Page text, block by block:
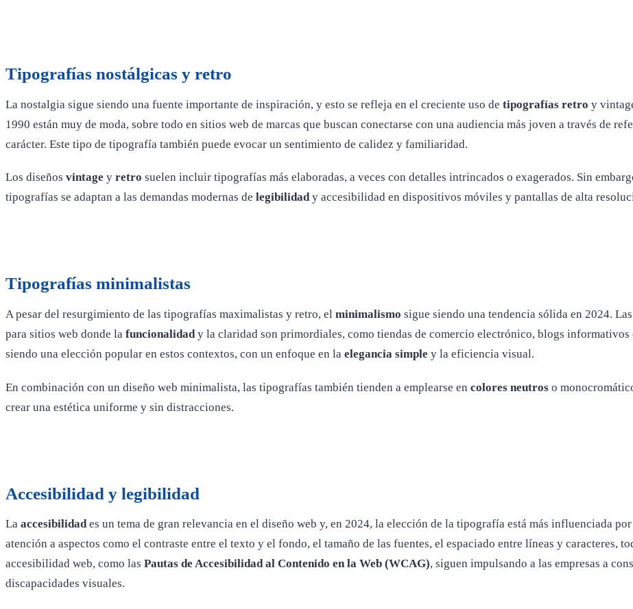
Tipografías nostálgicas y retro
La nostalgia sigue siendo una fuente importante de inspiración, y esto se refleja en el creciente uso de tipografías retro y
1990 están muy de moda, sobre todo en sitios web de marcas que buscan conectarse con una audiencia más joven a través de
carácter. Este tipo de tipografía también puede evocar un sentimiento de calidez y familiaridad.
Los diseños vintage y retro suelen incluir tipografías más elaboradas, a veces con detalles intrincados o exagerados. Sin
tipografías se adaptan a las demandas modernas de legibilidady accesibilidad en dispositivos móviles y pantallas de alta
Tipografías minimalistas
A pesar del resurgimiento de las tipografías maximalistas y retro, el minimalismo sigue siendo una tendencia sólida en 2024.
para sitios web donde la funcionalidady la claridad son primordiales, como tiendas de comercio electrónico, blogs informativos
siendo una elección popular en estos contextos, con un enfoque en la elegancia simple y la eficiencia visual.
En combinación con un diseño web minimalista, las tipografías también tienden a emplearse en colores neutros o
crear una estética uniforme y sin distracciones.
Accesibilidad y legibilidad
La accesibilidades un tema de gran relevancia en el diseño web y, en 2024, la elección de la tipografía está más influenciada
atención a aspectos como el contraste entre el texto y el fondo, el tamaño de las fuentes, el espaciado entre líneas y caracteres,
accesibilidad web, como las Pautas de Accesibilidad al Contenido en la Web (WCAG), siguen impulsando a las empresas a
discapacidades visuales.